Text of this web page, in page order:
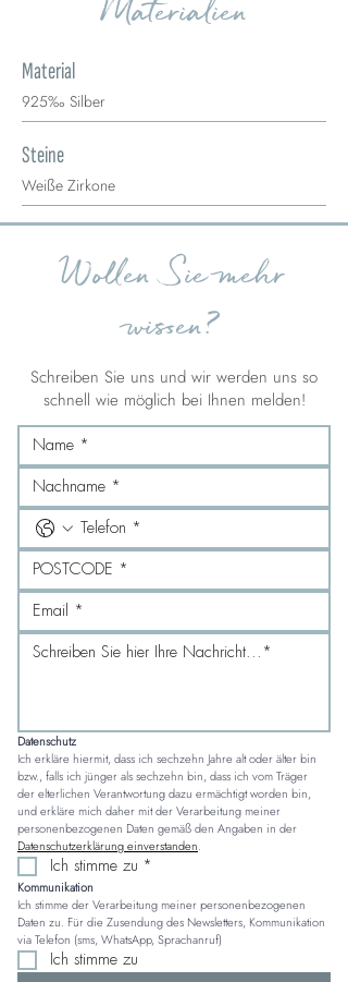
Materialien
Material
925‰ Silber
Steine
Weiße Zirkone
Wollen Sie mehr
wissen?
Schreiben Sie uns und wir werden uns so
schnell wie möglich bei Ihnen melden!
Datenschutz
Ich erkläre hiermit, dass ich sechzehn Jahre alt oder älter bin
bzw., falls ich jünger als sechzehn bin, dass ich vom Träger
der elterlichen Verantwortung dazu ermächtigt worden bin,
und erkläre mich daher mit der Verarbeitung meiner
Datenschutzerklärung einverstanden.
Ich stimme zu *
Kommunikation
Ich stimme der Verarbeitung meiner personenbezogenen
Daten zu. Für die Zusendung des Newsletters, Kommunikation
via Telefon (sms, WhatsApp, Sprachanruf)
Ich stimme zu